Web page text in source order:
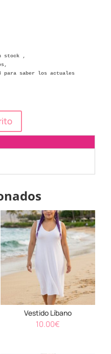
stock ,
para saber los actuales
Vestido Líbano
10.00€